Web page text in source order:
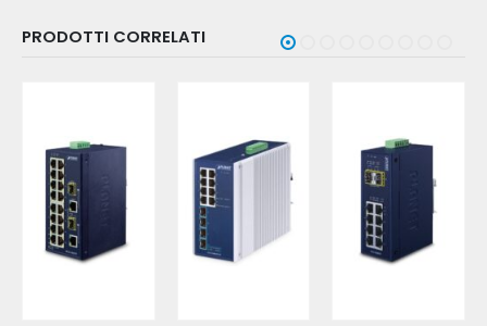
PRODOTTI CORRELATI